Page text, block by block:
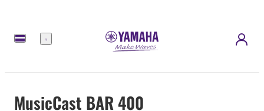
Menu
MusicCast BAR 400